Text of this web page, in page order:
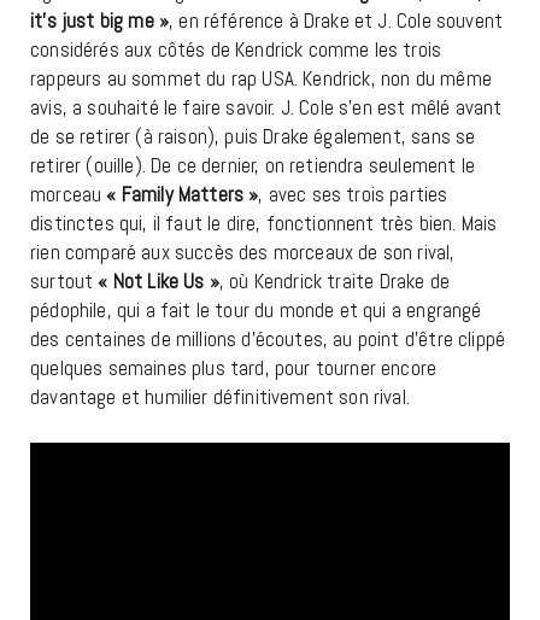
it’s just big me », en référence à Drake et J. Cole souvent
considérés aux côtés de Kendrick comme les trois
rappeurs au sommet du rap USA. Kendrick, non du même
avis, a souhaité le faire savoir. J. Cole s’en est mêlé avant
de se retirer (à raison), puis Drake également, sans se
retirer (ouille). De ce dernier, on retiendra seulement le
morceau« Family Matters », avec ses trois parties
distinctes qui, il faut le dire, fonctionnent très bien. Mais
rien comparé aux succès des morceaux de son rival,
surtout« Not Like Us », où Kendrick traite Drake de
pédophile, qui a fait le tour du monde et qui a engrangé
des centaines de millions d’écoutes, au point d’être clippé
quelques semaines plus tard, pour tourner encore
davantage et humilier définitivement son rival.